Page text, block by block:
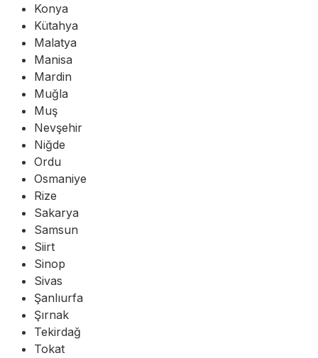
Konya
Kütahya
Malatya
Manisa
Mardin
Muğla
Muş
Nevşehir
Niğde
Ordu
Osmaniye
Rize
Sakarya
Samsun
Siirt
Sinop
Sivas
Şanlıurfa
Şırnak
Tekirdağ
Tokat